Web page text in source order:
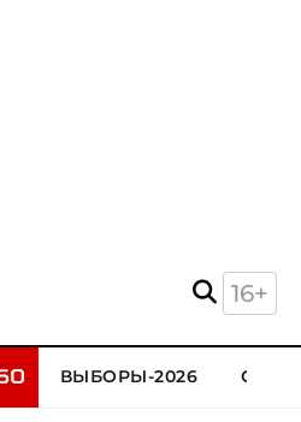
16+
ВЫБОРЫ-2026